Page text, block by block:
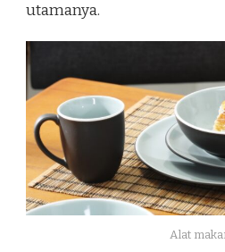
utamanya.
Alat